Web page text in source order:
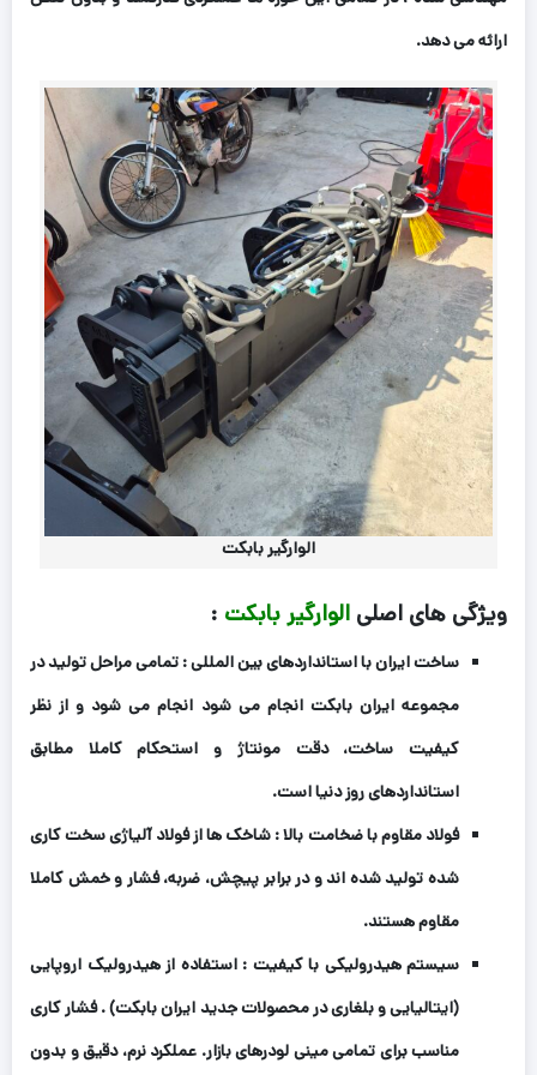
ارائه می دهد.
الوارگیر بابکت
ویژگی های اصلی الوارگیر بابکت :
ساخت ایران با استانداردهای بین المللی : تمامی مراحل تولید در
مجموعه ایران بابکت انجام می شود انجام می شود و از نظر
کیفیت ساخت، دقت مونتاژ و استحکام کاملا مطابق
استانداردهای روز دنیا است.
فولاد مقاوم با ضخامت بالا : شاخک ها از فولاد آلیاژی سخت کاری
شده تولید شده اند و در برابر پیچش، ضربه، فشار و خمش کاملا
مقاوم هستند.
سیستم هیدرولیکی با کیفیت : استفاده از هیدرولیک اروپایی
(ایتالیایی و بلغاری در محصولات جدید ایران بابکت) . فشار کاری
مناسب برای تمامی مینی لودرهای بازار. عملکرد نرم، دقیق و بدون